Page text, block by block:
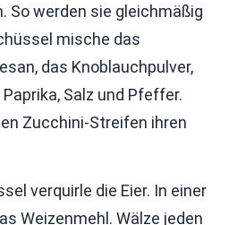
So werden sie gleichmäßig
mische das
das Knoblauchpulver,
Salz und Pfeffer.
Zucchini-Streifen ihren
verquirle die Eier. In einer
Weizenmehl. Wälze jeden